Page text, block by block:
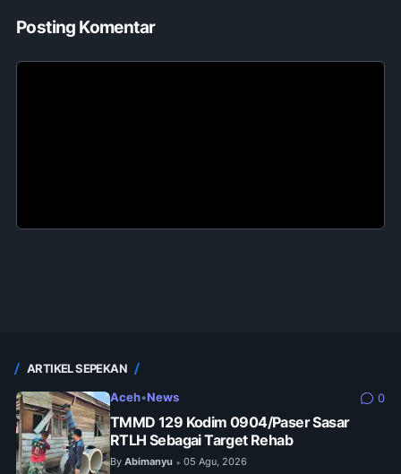
Posting Komentar
ARTIKEL SEPEKAN
Aceh•News 0
TMMD 129 Kodim 0904/Paser Sasar
RTLH Sebagai Target Rehab
By Abimanyu • 05 Agu, 2026